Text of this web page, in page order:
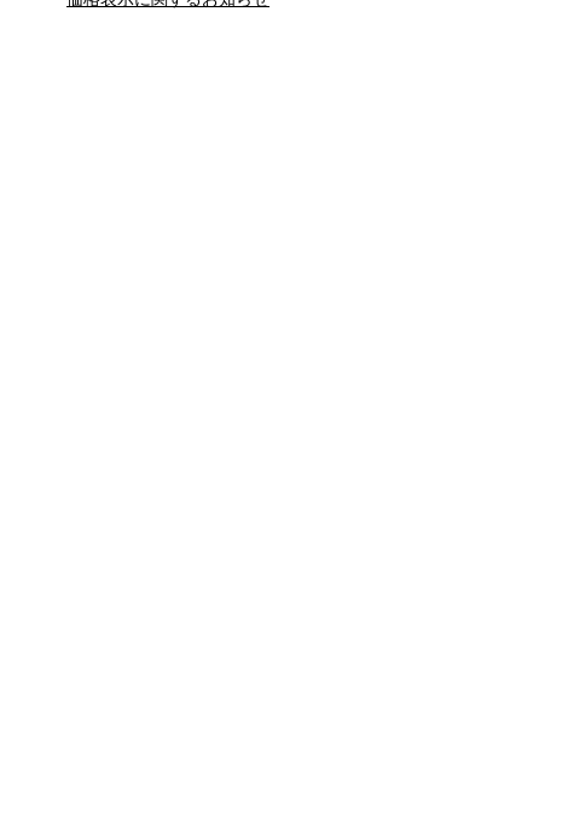
夫との関係
新津春子 どか食い